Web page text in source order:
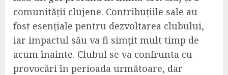
comunității clujene. Contribuțiile sale au
fost esențiale pentru dezvoltarea clubului,
iar impactul său va fi simțit mult timp de
acum înainte. Clubul se va confrunta cu
provocări în perioada următoare, dar